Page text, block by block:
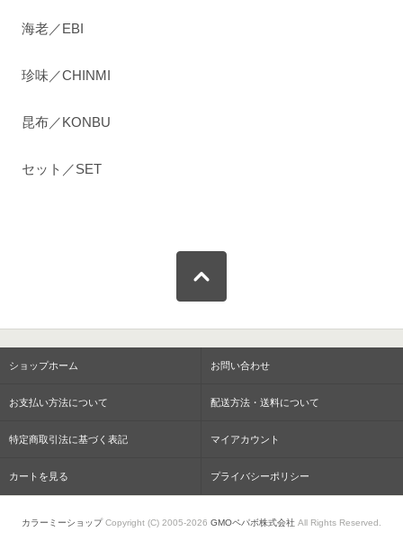
海老／EBI
珍味／CHINMI
昆布／KONBU
セット／SET
ショップホーム お問い合わせ
お支払い方法について 配送方法・送料について
特定商取引法に基づく表記 マイアカウント
カートを見る プライバシーポリシー
カラーミーショップ Copyright (C) 2005-2026 GMOペパボ株式会社 All Rights Reserved.